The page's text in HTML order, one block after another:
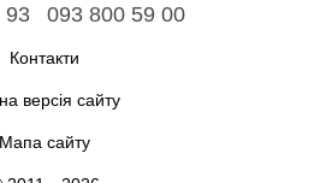
93 093 800 59 00
Контакти
версія сайту
Мапа сайту